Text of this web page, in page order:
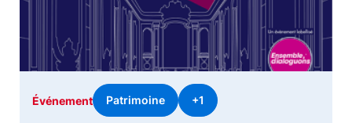
Événement Patrimoine +1